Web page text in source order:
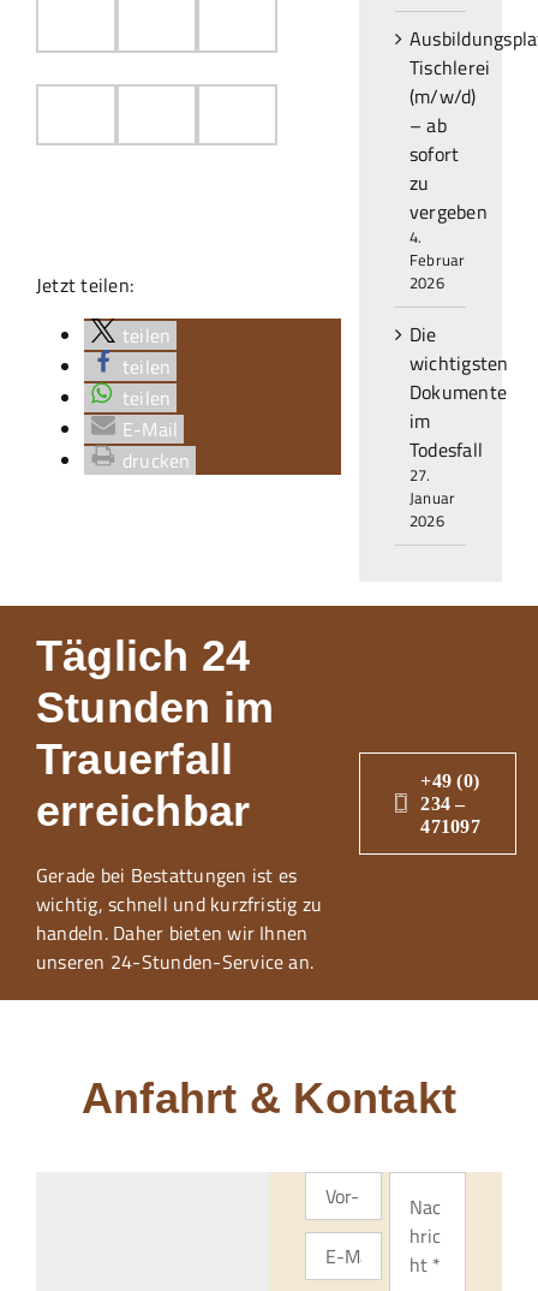
Jetzt teilen:
teilen
teilen
teilen
E-Mail
drucken
Tischlerei
(m/w/d)
– ab
sofort
zu
vergeben
4.
Februar
2026
Die
wichtigsten
Dokumente
im
Todesfall
27.
Januar
2026
Täglich 24
Stunden im
Trauerfall
erreichbar
Gerade bei Bestattungen ist es
wichtig, schnell und kurzfristig zu
handeln. Daher bieten wir Ihnen
unseren 24-Stunden-Service an.
+49 (0)
234 –
471097
Anfahrt & Kontakt